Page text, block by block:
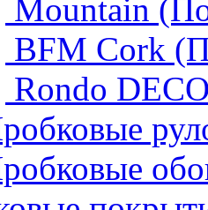
Mountain
BFM Cork
Rondo